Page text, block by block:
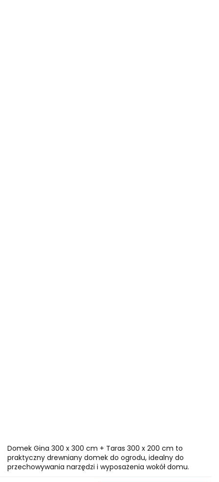
Domek Gina 300 x 300 cm + Taras 300 x 200 cm to
praktyczny drewniany domek do ogrodu, idealny do
przechowywania narzędzi i wyposażenia wokół domu.